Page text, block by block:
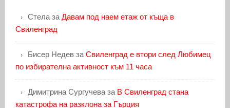
Стелаза Давам под наем етаж от къща в
Свиленград
Бисер Недевза Свиленград е втори след Любимец
по избирателна активност към 11 часа
Димитрина Сургучеваза В Свиленград стана
катастрофа на разклона за Гърция